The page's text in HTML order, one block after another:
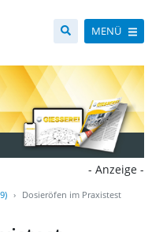
MENÜ
- Anzeige -
Dosieröfen im Praxistest